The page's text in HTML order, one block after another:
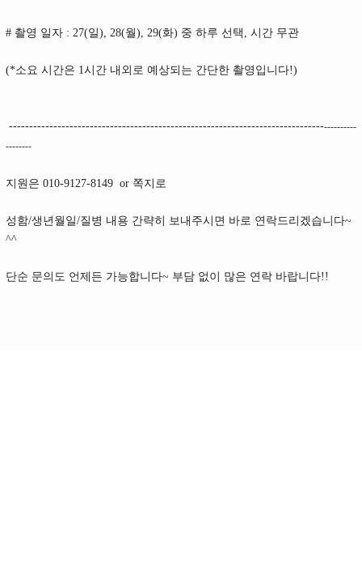
# 촬영 일자 : 27(일), 28(월), 29(화) 중 하루 선택 , 시간 무관
(*소요 시간은 1시간 내외로 예상되는 간단한 촬영입니다!)
----------------------------------------------------------------------------------------
--------
지원은 010-9127-8149 or 쪽지로
성함/생년월일/질병 내용 간략히 보내주시면 바로 연락드리겠습니다~
^^
단순 문의도 언제든 가능합니다~ 부담 없이 많은 연락 바랍니다!!